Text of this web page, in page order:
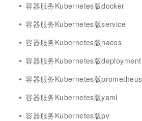
容器服务Kubernetes版docker
容器服务Kubernetes版service
容器服务Kubernetes版nacos
容器服务Kubernetes版deployment
容器服务Kubernetes版prometheus
容器服务Kubernetes版yaml
容器服务Kubernetes版pv